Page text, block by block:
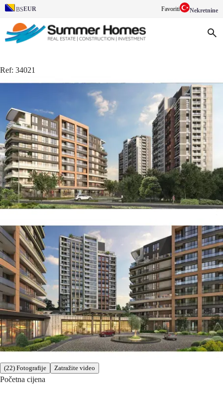
BSEUR Favoriti Nekretnine
Ref: 34021
(22) Fotografije Zatražite video
Početna cijena